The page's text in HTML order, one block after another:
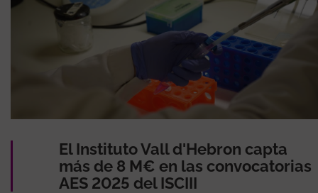
El Instituto Vall d'Hebron capta
más de 8 M€ en las convocatorias
AES 2025 del ISCIII